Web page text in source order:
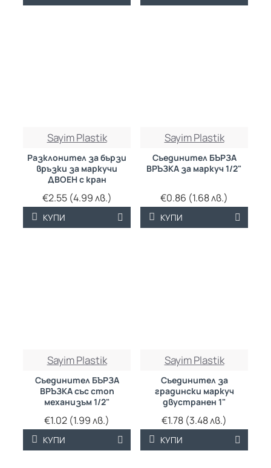
Sayim Plastik
Разклонител за бързи
връзки за маркучи
ДВОЕН с кран
€2.55 (4.99 лв.)
КУПИ
Sayim Plastik
Съединител БЪРЗА
ВРЪЗКА за маркуч 1/2"
€0.86 (1.68 лв.)
КУПИ
Sayim Plastik
Съединител БЪРЗА
ВРЪЗКА със стоп
механизъм 1/2"
€1.02 (1.99 лв.)
КУПИ
Sayim Plastik
Съединител за
градински маркуч
двустранен 1"
€1.78 (3.48 лв.)
КУПИ